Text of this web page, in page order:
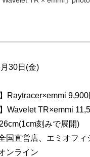
30日(金)
Raytracer×emmi
Wavelet TR×emmi
刻みで展開)
国直営店、エミオフィ
ンライン